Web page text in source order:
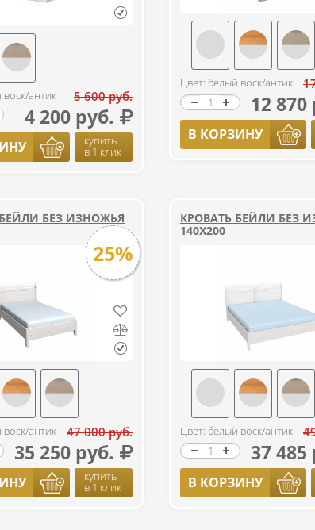
антик 5 600 руб.
4 200 руб.
купить
в 1 клик
Цвет: белый воск/антик
12 870
В КОРЗИНУ
БЕЗ ИЗНОЖЬЯ
25%
антик 47 000 руб.
35 250 руб.
купить
в 1 клик
КРОВАТЬ БЕЙЛИ БЕЗ
140Х200
Цвет: белый воск/антик
37 485
В КОРЗИНУ